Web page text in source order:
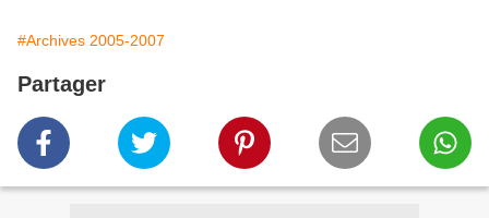
#Archives 2005-2007
Partager